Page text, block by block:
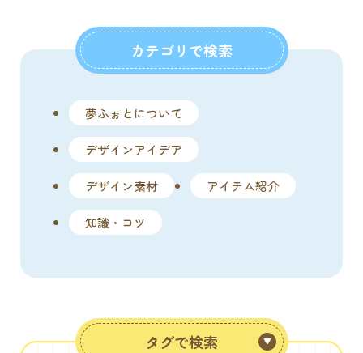
カテゴリで検索
夢ふぉとについて
デザインアイデア
デザイン素材 アイテム紹介
知識・コツ
タグで検索